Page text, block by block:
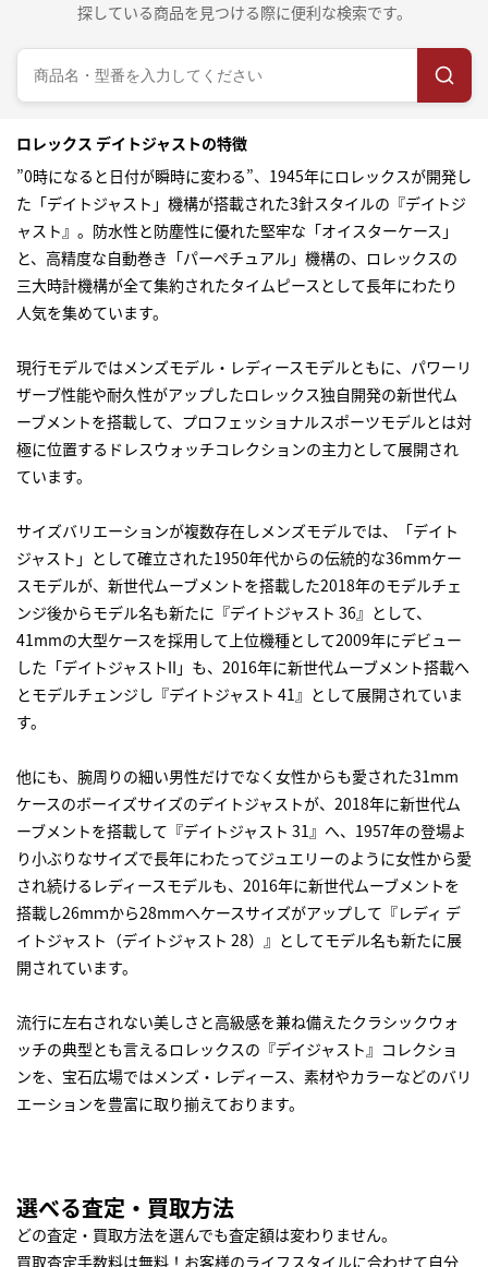
探している商品を見つける際に便利な検索です。
ロレックス デイトジャストの特徴
”0時になると日付が瞬時に変わる”、1945年にロレックスが開発し
た「デイトジャスト」機構が搭載された3針スタイルの『デイトジ
ャスト』。防水性と防塵性に優れた堅牢な「オイスターケース」
と、高精度な自動巻き「パーペチュアル」機構の、ロレックスの
三大時計機構が全て集約されたタイムピースとして長年にわたり
人気を集めています。
現行モデルではメンズモデル・レディースモデルともに、パワーリ
ザーブ性能や耐久性がアップしたロレックス独自開発の新世代ム
ーブメントを搭載して、プロフェッショナルスポーツモデルとは対
極に位置するドレスウォッチコレクションの主力として展開され
ています。
サイズバリエーションが複数存在しメンズモデルでは、「デイト
ジャスト」として確立された1950年代からの伝統的な36mmケー
スモデルが、新世代ムーブメントを搭載した2018年のモデルチェ
ンジ後からモデル名も新たに『デイトジャスト 36』として、
41mmの大型ケースを採用して上位機種として2009年にデビュー
した「デイトジャストII」も、2016年に新世代ムーブメント搭載へ
とモデルチェンジし『デイトジャスト 41』として展開されていま
す。
他にも、腕周りの細い男性だけでなく女性からも愛された31mm
ケースのボーイズサイズのデイトジャストが、2018年に新世代ム
ーブメントを搭載して『デイトジャスト 31』へ、1957年の登場よ
り小ぶりなサイズで長年にわたってジュエリーのように女性から愛
され続けるレディースモデルも、2016年に新世代ムーブメントを
搭載し26mｍから28mmへケースサイズがアップして『レディ デ
イトジャスト（デイトジャスト 28）』としてモデル名も新たに展
開されています。
流行に左右されない美しさと高級感を兼ね備えたクラシックウォ
ッチの典型とも言えるロレックスの『デイジャスト』コレクショ
ンを、宝石広場ではメンズ・レディース、素材やカラーなどのバリ
エーションを豊富に取り揃えております。
選べる査定・買取方法
どの査定・買取方法を選んでも査定額は変わりません。
買取査定手数料は無料！お客様のライフスタイルに合わせて自分